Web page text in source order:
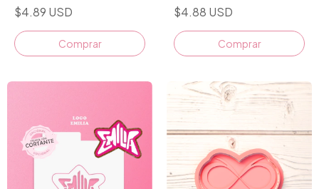
$4.89 USD
Comprar
$4.88 USD
Comprar